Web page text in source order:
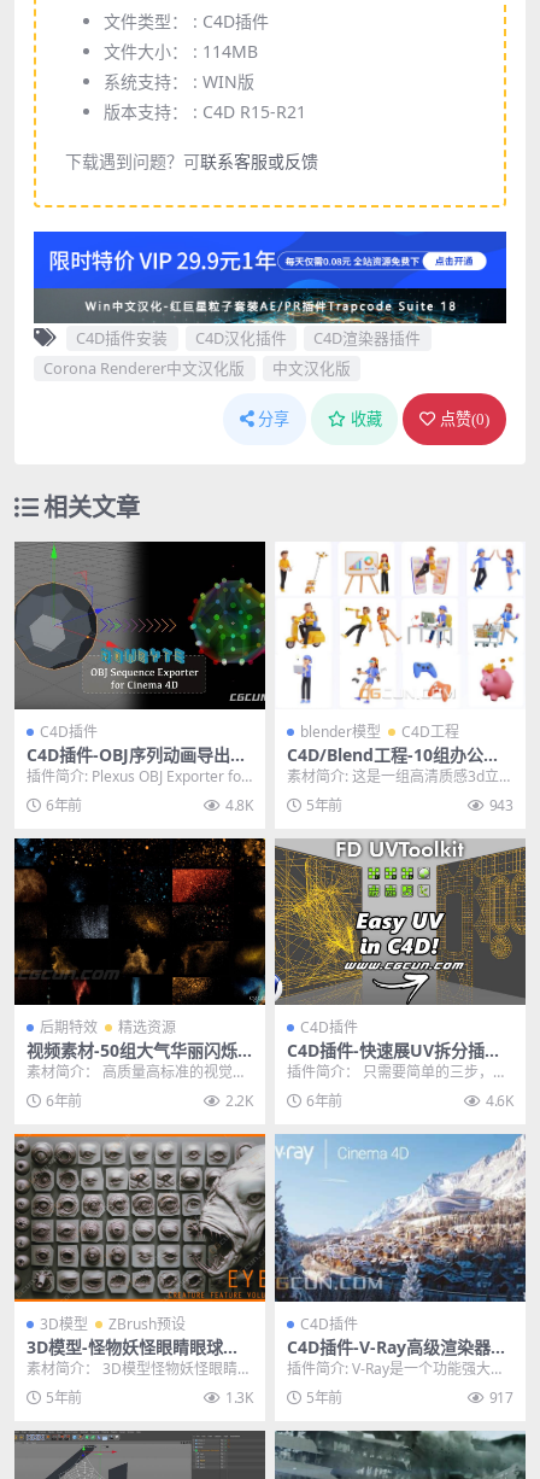
文件类型： : C4D插件
文件大小： : 114MB
系统支持： : WIN版
版本支持： : C4D R15-R21
下载遇到问题？可联系客服或反馈
C4D插件安装 C4D汉化插件
C4D渲染器插件
Corona Renderer中文汉化版
中文汉化版
分享 收藏 点赞(0)
相关文章
C4D插件
C4D插件-OBJ序列动画导出插
件 OBJ Sequence Exporter
2 Win/Mac
插件简介: Plexus OBJ Exporter for
Cinema 4D是...
6年前 4.8K
blender模型 C4D工程
C4D/Blend工程-10组办公室
卡通人物互动IP角色购物上班
设计灵感3D立体模型
素材简介: 这是一组高清质感3d立体
人物购物办公互动c4d造型KV海报
设计素材源...
5年前 943
后期特效 精选资源
视频素材-50组大气华丽闪烁
粒子飞舞叠加合成4K视频特效
素材
素材简介： 高质量高标准的视觉效
果，适用不同视频场景，烘托画面
气氛，效果独特。使...
6年前 2.2K
C4D插件
C4D插件-快速展UV拆分插件
FD UVToolkit 1.0 For Cine
ma 4D R19-R21
插件简介： 只需要简单的三步，就
可以完成模型展UV的过程，FD UVT
oolki...
6年前 4.6K
3D模型 ZBrush预设
3D模型-怪物妖怪眼睛眼球模
型ZBrush笔刷预设
素材简介： 3D模型怪物妖怪眼睛眼
球模型ZBrush笔刷预设，包含28款
生物怪物...
5年前 1.3K
C4D插件
C4D插件-V-Ray高级渲染器插
件 V-Ray Advanced 5.10.24
Win
插件简介: V-Ray是一个功能强大的
渲染工具软件，这款软件不仅可以
将用户设计的...
5年前 917